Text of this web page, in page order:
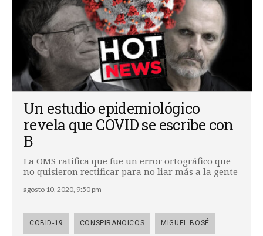
Un estudio epidemiológico
revela que COVID se escribe con
B
La OMS ratifica que fue un error ortográfico que
no quisieron rectificar para no liar más a la gente
agosto 10, 2020, 9:50 pm
COBID-19 CONSPIRANOICOS MIGUEL BOSÉ